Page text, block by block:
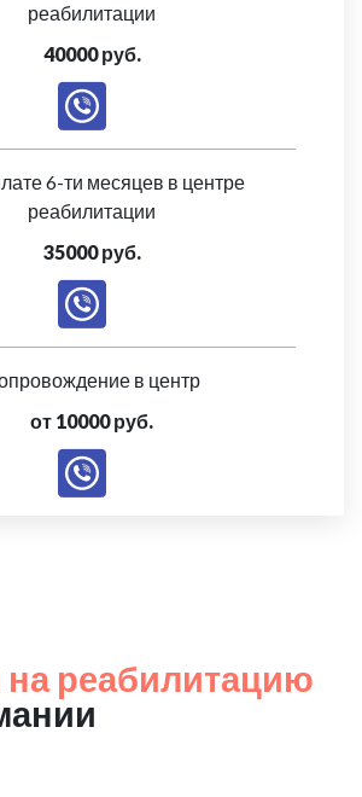
реабилитации
40000 руб.
6-ти месяцев в центре
реабилитации
35000 руб.
в центр
от 10000 руб.
на реабилитацию